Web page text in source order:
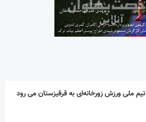
تیم ملی ورزش زورخانه‌ای به قرقیزستان می رود